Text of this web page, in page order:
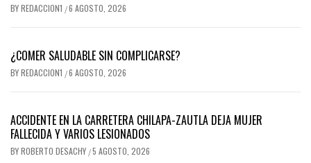
BYREDACCION1 /6 AGOSTO, 2026
¿COMER SALUDABLE SIN COMPLICARSE?
BYREDACCION1 /6 AGOSTO, 2026
ACCIDENTE EN LA CARRETERA CHILAPA-ZAUTLA DEJA MUJER
FALLECIDA Y VARIOS LESIONADOS
BYROBERTO DESACHY /5 AGOSTO, 2026